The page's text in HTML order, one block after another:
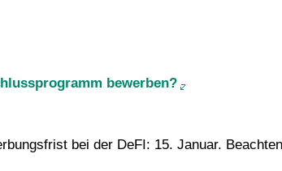
bewerben?
bei der DeFI: 15. Januar.